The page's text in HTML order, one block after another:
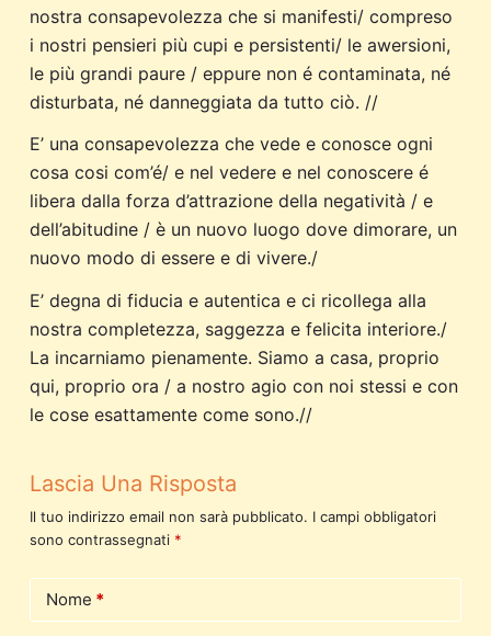
nostra consapevolezza che si manifesti/ compreso
i nostri pensieri più cupi e persistenti/ le awersioni,
le più grandi paure / eppure non é contaminata, né
disturbata, né danneggiata da tutto ciò. //
E’ una consapevolezza che vede e conosce ogni
cosa cosi com’é/ e nel vedere e nel conoscere é
libera dalla forza d’attrazione della negatività / e
dell’abitudine / è un nuovo luogo dove dimorare, un
nuovo modo di essere e di vivere./
E’ degna di fiducia e autentica e ci ricollega alla
nostra completezza, saggezza e felicita interiore./
La incarniamo pienamente. Siamo a casa, proprio
qui, proprio ora / a nostro agio con noi stessi e con
le cose esattamente come sono.//
Lascia Una Risposta
Il tuo indirizzo email non sarà pubblicato. I campi obbligatori
sono contrassegnati *
Nome *